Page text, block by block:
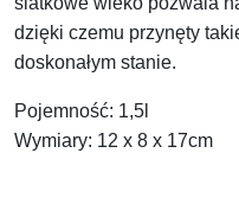
dzięki czemu przynęty
doskonałym stanie.
Pojemność: 1,5l
Wymiary: 12 x 8 x 17cm